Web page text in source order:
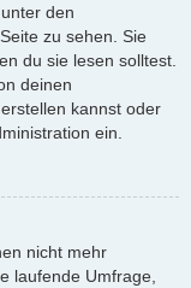
den
zu sehen. Sie
du sie lesen solltest.
deinen
kannst oder
ein.
nicht mehr
laufende Umfrage,